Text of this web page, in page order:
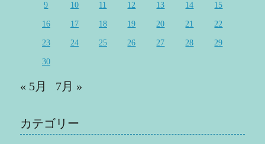
9 10 11 12 13 14 15
16 17 18 19 20 21 22
23 24 25 26 27 28 29
30
« 5月 7月 »
カテゴリー